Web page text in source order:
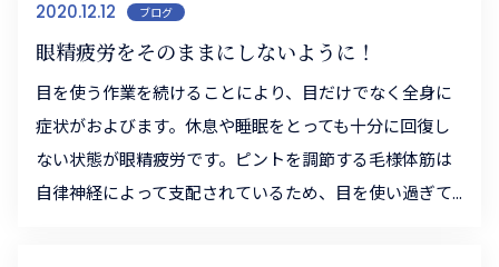
2020.12.12 ブログ
眼精疲労をそのままにしないように！
目を使う作業を続けることにより、目だけでなく全身に
症状がおよびます。休息や睡眠をとっても十分に回復し
ない状態が眼精疲労です。ピントを調節する毛様体筋は
自律神経によって支配されているため、目を使い過ぎて...